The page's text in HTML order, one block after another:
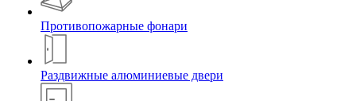
Противопожарные фонари
Раздвижные алюминиевые двери